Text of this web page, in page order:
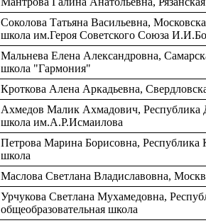
Соколова Татьяна Васильевна,
школа им.Героя Советского Союза
Мальнева Елена Александровна,
школа "Гармония"
Кроткова Алена Аркадьевна,
Ахмедов Малик Ахмадович, Республика
школа им.А.Р.Исмаилова
Петрова Марина Борисовна, Республика
школа
Маслова Светлана Владиславовна,
Урчукова Светлана Мухамедовна,
общеобразовательная школа